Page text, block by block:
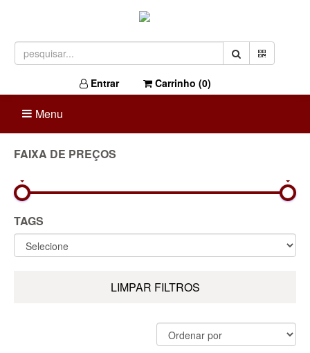
Entrar Carrinho (0)
Menu
FAIXA DE PREÇOS
TAGS
LIMPAR FILTROS